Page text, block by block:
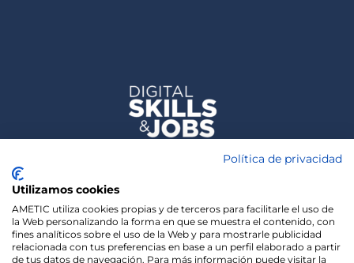
Política de privacidad
Utilizamos cookies
AMETIC utiliza cookies propias y de terceros para facilitarle el uso de
la Web personalizando la forma en que se muestra el contenido, con
fines analíticos sobre el uso de la Web y para mostrarle publicidad
relacionada con tus preferencias en base a un perfil elaborado a partir
de tus datos de navegación. Para más información puede visitar la